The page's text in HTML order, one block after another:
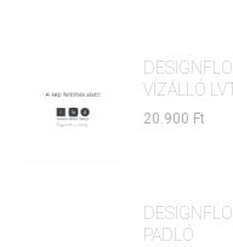
VÍZÁLLÓ
20.900 Ft
PADLÓ